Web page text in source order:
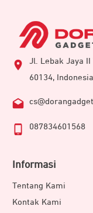
Jl. Lebak Jaya II
60134, Indonesia
087834601568
Informasi
Tentang Kami
Kontak Kami